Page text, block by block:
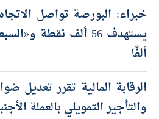
ألفًا
الرقابة المالية تقرر تعديل
والتأجير التمويلي بالعملة